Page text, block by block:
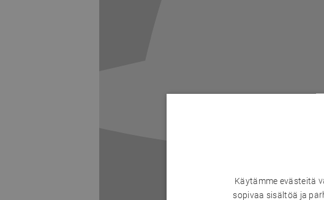
Käytämme evästeitä
sopivaa sisältöä ja